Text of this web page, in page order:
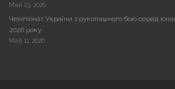
Май 23, 2026
Чемпіонат України з рукопашного бою серед
2026 року.
Май 11, 2026